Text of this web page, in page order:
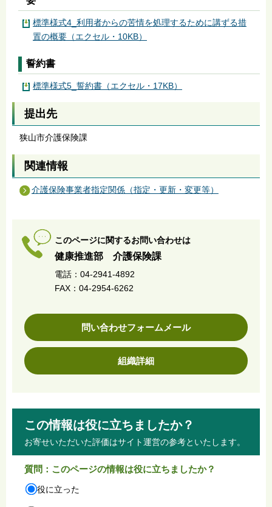
標準様式4_利用者からの苦情を処理するために講ずる措
置の概要（エクセル・10KB）
誓約書
標準様式5_誓約書（エクセル・17KB）
提出先
狭山市介護保険課
関連情報
介護保険事業者指定関係（指定・更新・変更等）
このページに関するお問い合わせは
健康推進部 介護保険課
電話：04-2941-4892
FAX：04-2954-6262
問い合わせフォームメール
組織詳細
この情報は役に立ちましたか？
お寄せいただいた評価はサイト運営の参考といたします。
質問：このページの情報は役に立ちましたか？
役に立った